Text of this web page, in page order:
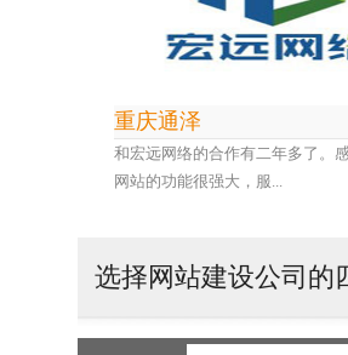
重庆通泽
和宏远网络的合作有二年多了。
网站的功能很强大，服...
选择网站建设公司的